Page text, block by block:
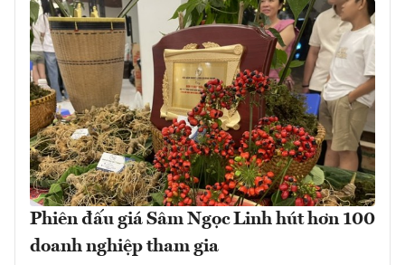
Phiên đấu giá Sâm Ngọc Linh hút hơn 100
doanh nghiệp tham gia